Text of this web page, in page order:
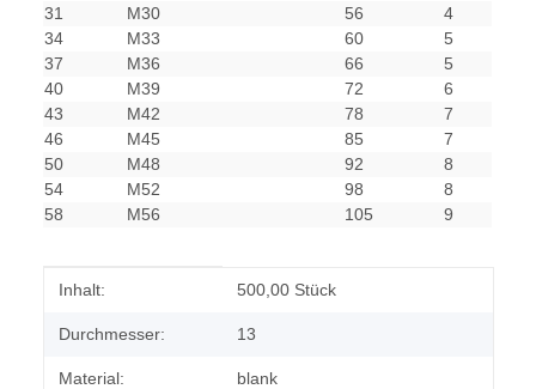
31
M30 56
4
34
M33 60
5
37
M36 66
5
40
M39 72
6
43
M42 78
7
46
M45 85
7
50
M48 92
8
54
M52 98
8
58
M56 105 9
Produkteigenschaft
Wert
Inhalt: 500,00 Stück
Durchmesser: 13
Material: blank